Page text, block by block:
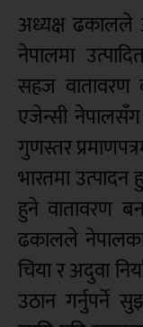
अध्यक्ष ढकालले
नेपालमा
सहज वातावरण
एजेन्सी नेपालसँग
गुणस्तर
भारतमा
हुने वातावरण
ढकालले
चिया र अदुवा
उठान गर्नुपर्ने